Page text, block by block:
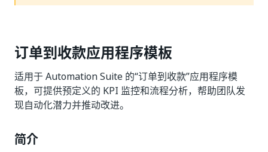
订单到收款应用程序模板
适用于 Automation Suite 的“订单到收款”应用程序模
板，可提供预定义的 KPI 监控和流程分析，帮助团队发
现自动化潜力并推动改进。
简介